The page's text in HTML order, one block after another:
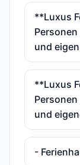
**Luxus
und eigen
**Luxus
und
-